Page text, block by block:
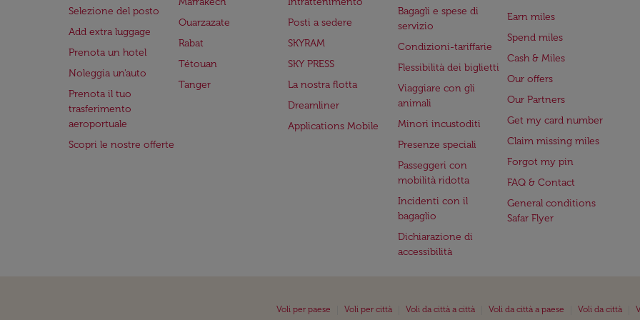
Selezione del posto
Add extra luggage
Prenota un hotel
Noleggia un'auto
Prenota il tuo
trasferimento
aeroportuale
Scopri le nostre offerte
Ouarzazate
Rabat
Tétouan
Tanger
Posti a sedere
SKYRAM
SKY PRESS
La nostra flotta
Dreamliner
Applications Mobile
Bagagli e spese di
servizio
Condizioni-tariffarie
Flessibilità dei biglietti
Viaggiare con gli
animali
Minori incustoditi
Presenze speciali
Passeggeri con
mobilità ridotta
Incidenti con il
bagaglio
Dichiarazione di
accessibilità
Earn miles
Spend miles
Cash & Miles
Our offers
Our Partners
Get my card number
Claim missing miles
Forgot my pin
FAQ & Contact
General conditions
Safar Flyer
Voli per paese Voli per città Voli da città a città Voli da città a paese Voli da città